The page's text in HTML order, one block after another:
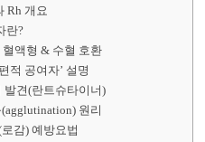
Rh 개요
란?
혈액형 & 수혈 호환
적 공여자’ 설명
발견(란트슈타이너)
원리
감) 예방요법